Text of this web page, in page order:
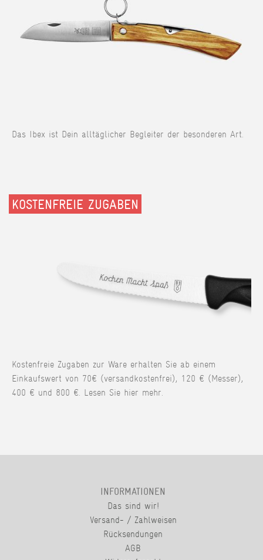
Das Ibex ist Dein alltäglicher Begleiter der besonderen Art.
KOSTENFREIE ZUGABEN
Kostenfreie Zugaben zur Ware erhalten Sie ab einem
Einkaufswert von 70€ (versandkostenfrei), 120 € (Messer),
400 € und 800 €. Lesen Sie hier mehr.
INFORMATIONEN
Das sind wir!
Versand- / Zahlweisen
Rücksendungen
AGB